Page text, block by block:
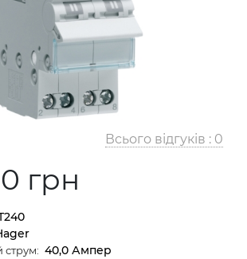
Всього відгуків : 0
грн
струм: 40,0 Ампер